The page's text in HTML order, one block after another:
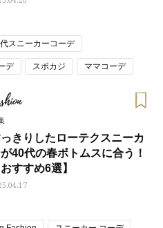
スニーカーコーデ
デ スポカジ ママコーデ
きりしたローテクスニーカ
40代の春ボトムスに合う！
おすすめ6選】